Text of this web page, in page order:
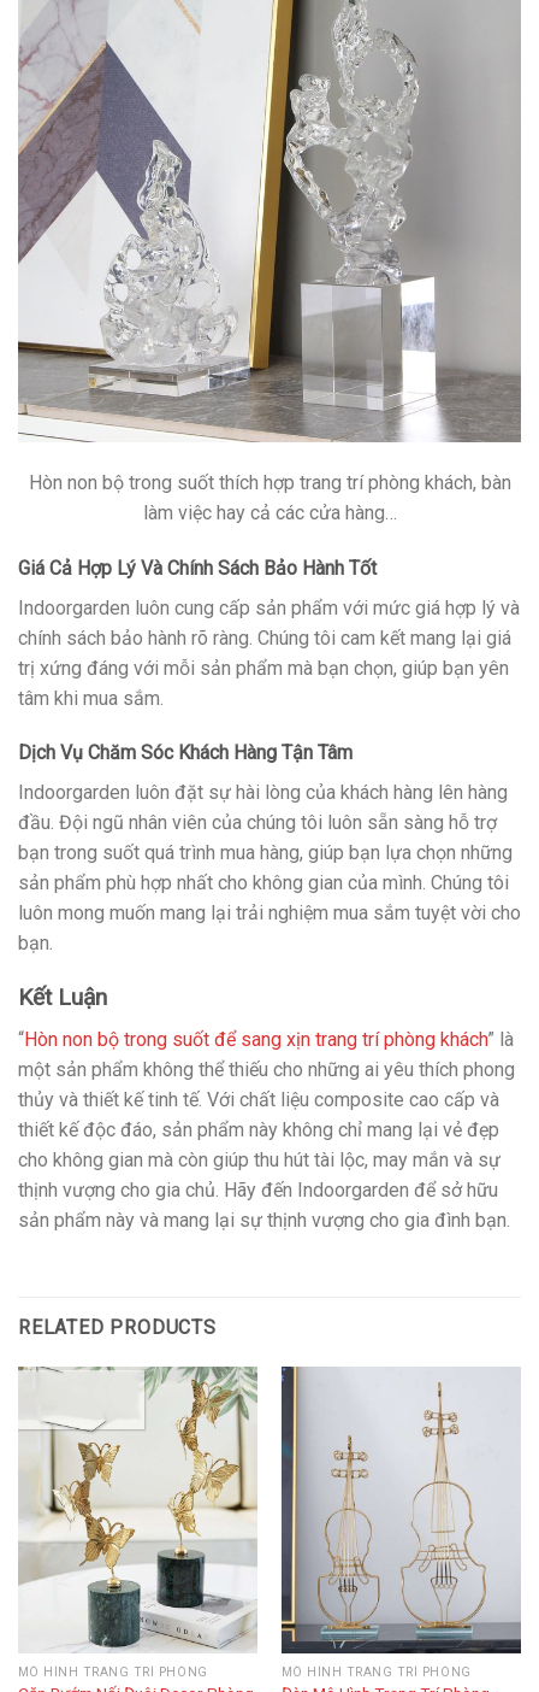
Hòn non bộ trong suốt thích hợp trang trí phòng khách, bàn
làm việc hay cả các cửa hàng…
Giá Cả Hợp Lý Và Chính Sách Bảo Hành Tốt
Indoorgarden luôn cung cấp sản phẩm với mức giá hợp lý và
chính sách bảo hành rõ ràng. Chúng tôi cam kết mang lại giá
trị xứng đáng với mỗi sản phẩm mà bạn chọn, giúp bạn yên
tâm khi mua sắm.
Dịch Vụ Chăm Sóc Khách Hàng Tận Tâm
Indoorgarden luôn đặt sự hài lòng của khách hàng lên hàng
đầu. Đội ngũ nhân viên của chúng tôi luôn sẵn sàng hỗ trợ
bạn trong suốt quá trình mua hàng, giúp bạn lựa chọn những
sản phẩm phù hợp nhất cho không gian của mình. Chúng tôi
luôn mong muốn mang lại trải nghiệm mua sắm tuyệt vời cho
bạn.
Kết Luận
“Hòn non bộ trong suốt để sang xịn trang trí phòng khách” là
một sản phẩm không thể thiếu cho những ai yêu thích phong
thủy và thiết kế tinh tế. Với chất liệu composite cao cấp và
thiết kế độc đáo, sản phẩm này không chỉ mang lại vẻ đẹp
cho không gian mà còn giúp thu hút tài lộc, may mắn và sự
thịnh vượng cho gia chủ. Hãy đến Indoorgarden để sở hữu
sản phẩm này và mang lại sự thịnh vượng cho gia đình bạn.
RELATED PRODUCTS
MÔ HÌNH TRANG TRÍ PHÒNG MÔ HÌNH TRANG TRÍ PHÒNG